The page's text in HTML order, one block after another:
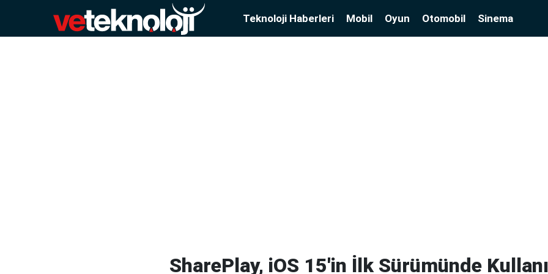
Teknoloji Haberleri Mobil Oyun Otomobil Sinema
SharePlay, iOS 15'in İlk Sürümünde